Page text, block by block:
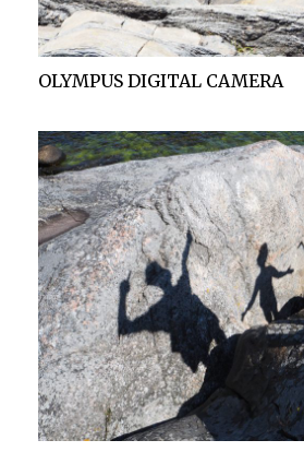
OLYMPUS DIGITAL CAMERA